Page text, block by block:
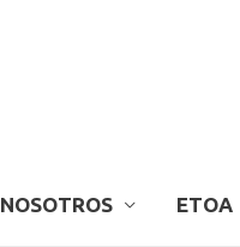
NOSOTROS ETOA